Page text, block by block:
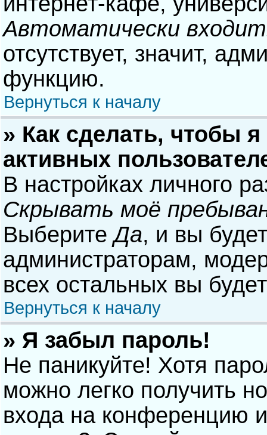
Автоматически
отсутствует, значит,
функцию.
Вернуться к началу
» Как сделать, чтобы
активных
В настройках личного
Скрывать моё
ВыберитеДа, и вы
администраторам,
всех остальных вы
Вернуться к началу
» Я забыл пароль!
Не паникуйте! Хотя
можно легко получить
входа на конференцию